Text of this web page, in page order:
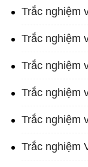
Trắc nghiệm
Trắc nghiệm
Trắc nghiệm
Trắc nghiệm
Trắc nghiệm
Trắc nghiệm